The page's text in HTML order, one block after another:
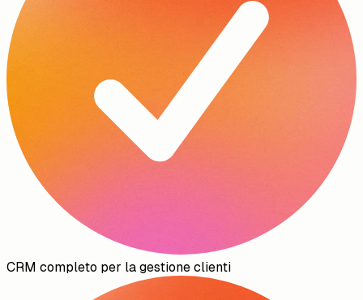
CRM completo per la gestione clienti